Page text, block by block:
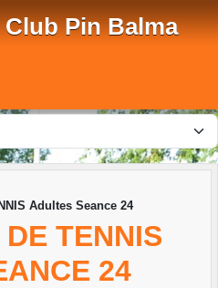
Club Pin Balma
Adultes Seance 24
TENNIS
24